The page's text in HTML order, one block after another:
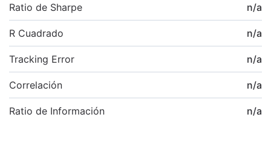
Ratio de Sharpe n/a
R Cuadrado n/a
Tracking Error n/a
Correlación n/a
Ratio de Información n/a